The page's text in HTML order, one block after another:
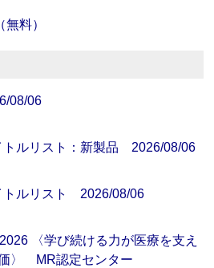
料）
08/06
トルリスト：新製品 2026/08/06
トルリスト 2026/08/06
〈学び続ける力が医療を支え
〉 MR認定センター